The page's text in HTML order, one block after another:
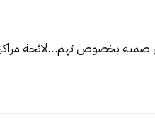
صمته بخصوص تهم…لائحة